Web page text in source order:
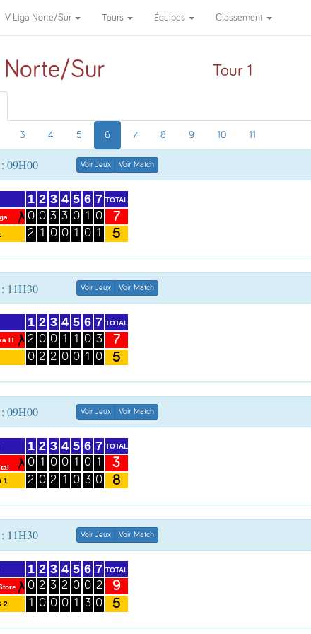
V Liga Norte/Sur Tours Équipes Classement
Norte/Sur Tour 1
3 4 5 6 7 8 9 10 11
09H00 Voir Jeux Voir Match
1
0
2
2
0
1
3
3
0
4
3
0
5
0
1
6
1
0
7
0
1
TOTAL
7
5
11H30 Voir Jeux Voir Match
IT
1
2
0
2
0
2
3
0
2
4
1
0
5
1
0
6
0
1
7
3
0
TOTAL
7
5
09H00 Voir Jeux Voir Match
1
1
0
2
2
1
0
3
0
2
4
0
1
5
1
0
6
0
3
7
1
0
TOTAL
3
8
11H30 Voir Jeux Voir Match
2
1
0
1
2
2
0
3
3
0
4
2
0
5
0
1
6
0
3
7
2
0
TOTAL
9
5